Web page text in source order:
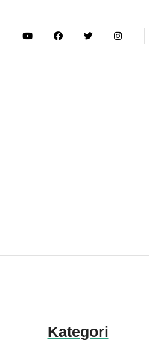
Kategori